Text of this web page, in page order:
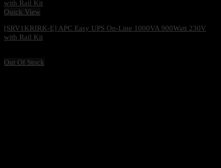
Quick View
[SRV1KRIRK-E] APC Easy UPS On-Line 1000VA 900Watt 230V
with Rail Kit
Out Of Stock